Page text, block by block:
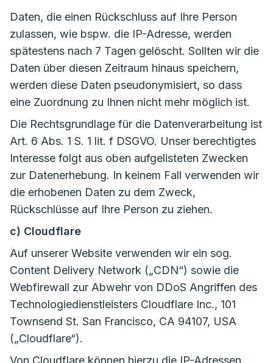
Daten, die einen Rückschluss auf Ihre Person
zulassen, wie bspw. die IP-Adresse, werden
spätestens nach 7 Tagen gelöscht. Sollten wir die
Daten über diesen Zeitraum hinaus speichern,
werden diese Daten pseudonymisiert, so dass
eine Zuordnung zu Ihnen nicht mehr möglich ist.
Die Rechtsgrundlage für die Datenverarbeitung ist
Art. 6 Abs. 1 S. 1 lit. f DSGVO. Unser berechtigtes
Interesse folgt aus oben aufgelisteten Zwecken
zur Datenerhebung. In keinem Fall verwenden wir
die erhobenen Daten zu dem Zweck,
Rückschlüsse auf Ihre Person zu ziehen.
c) Cloudflare
Auf unserer Website verwenden wir ein sog.
Content Delivery Network („CDN“) sowie die
Webfirewall zur Abwehr von DDoS Angriffen des
Technologiedienstleisters Cloudflare Inc., 101
Townsend St. San Francisco, CA 94107, USA
(„Cloudflare“).
Von Cloudflare können hierzu die IP-Adressen,